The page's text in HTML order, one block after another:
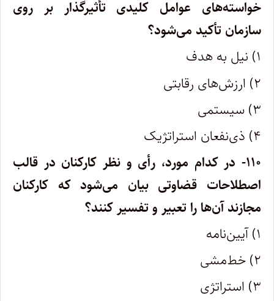
خواسته‌های عوامل کلیدی تأثیرگذار بر روی
سازمان تأکید می‌شود؟
۱) نیل به هدف
۲) ارزش‌های رقابتی
۳) سیستمی
۴) ذی‌نفعان استراتژیک
۱۱۰- در کدام مورد، رأی و نظر کارکنان در قالب
اصطلاحات قضاوتی بیان می‌شود که کارکنان
مجازند آن‌ها را تعبیر و تفسیر کنند؟
۱) آیین‌نامه
۲) خط‌مشی
۳) استراتژی